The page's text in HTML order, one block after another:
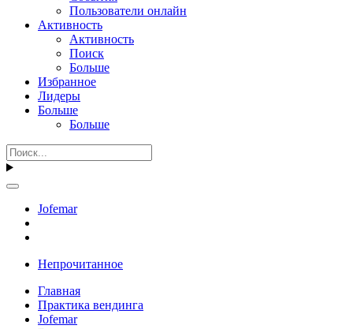
Пользователи онлайн
Активность
Активность
Поиск
Больше
Избранное
Лидеры
Больше
Больше
Jofemar
Непрочитанное
Главная
Практика вендинга
Jofemar